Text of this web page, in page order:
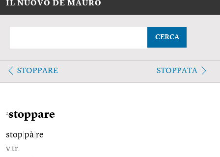
IL NUOVO DE MAURO
CERCA
STOPPARE STOPPATA
2stoppare
stop pà re
v.tr.